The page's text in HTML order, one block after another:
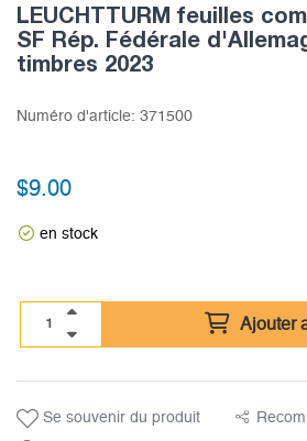
LEUCHTTURM feuilles
SF Rép. Fédérale
timbres 2023
Numéro d'article: 371500
$9.00
en stock
Ajouter
Se souvenir du produit